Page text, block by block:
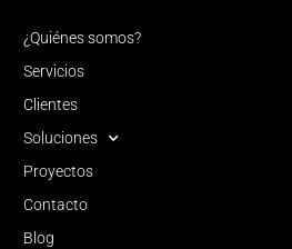
¿Quiénes somos?
Servicios
Clientes
Soluciones
Proyectos
Contacto
Blog